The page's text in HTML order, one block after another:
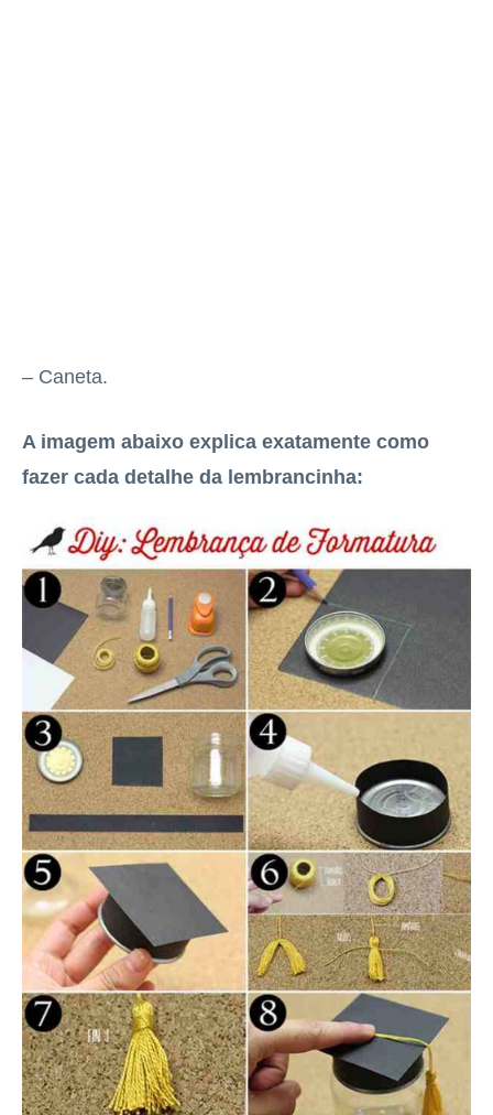
– Caneta.
A imagem abaixo explica exatamente como
fazer cada detalhe da lembrancinha: